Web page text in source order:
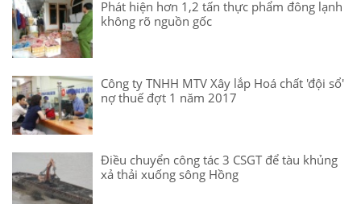
Phát hiện hơn 1,2 tấn thực phẩm đông lạnh
không rõ nguồn gốc
Công ty TNHH MTV Xây lắp Hoá chất 'đội sổ'
nợ thuế đợt 1 năm 2017
Điều chuyển công tác 3 CSGT để tàu khủng
xả thải xuống sông Hồng